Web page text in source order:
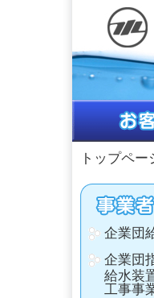
トップペー
企業団
企業団
給水装
工事事